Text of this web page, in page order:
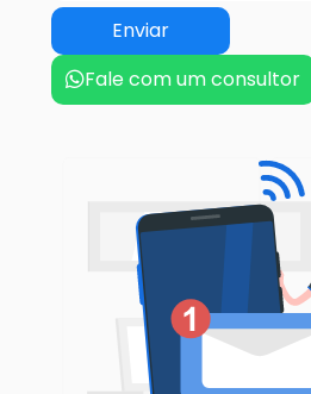
Fale com um consultor